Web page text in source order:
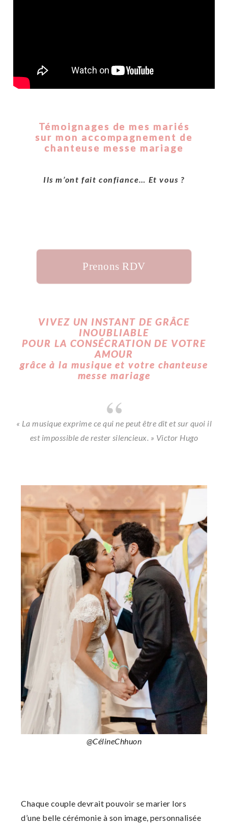
Témoignages de mes mariés
sur mon accompagnement de
chanteuse messe mariage
Ils m’ont fait confiance… Et vous ?
Prenons RDV
VIVEZ UN INSTANT DE GRÂCE
INOUBLIABLE
POUR LA CONSÉCRATION DE VOTRE
AMOUR
grâce à la musique et votre chanteuse
messe mariage
« La musique exprime ce qui ne peut être dit et sur quoi il
est impossible de rester silencieux. » Victor Hugo
@CélineChhuon
Chaque couple devrait pouvoir se marier lors
d’une belle cérémonie à son image, personnalisée